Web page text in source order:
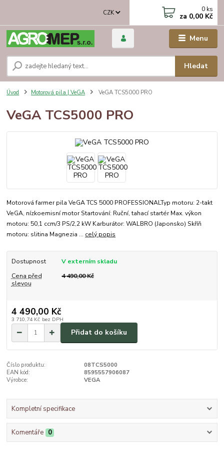
Menu
CZK
Hledat
0 ks
za 0,00 Kč
Úvod Motorová pila | VeGA VeGA TCS5000 PRO
VeGA TCS5000 PRO
Motorová farmer pila VeGA TCS 5000 PROFESSIONALTyp motoru: 2-takt
VeGA, nízkoemisní motor Startování: Ruční, tahací startér Max. výkon
motoru: 50,1 ccm/3 PS/2,2 kW Karburátor: WALBRO (Japonsko) Skříň
motoru: slitina Magnezia ... celý popis
Dostupnost
V externím skladu
Cena před
slevou
4 490,00 Kč
4 490,00 Kč
3 710,74 Kč bez DPH
Přidat do košíku
Číslo produktu:
08TCS5000
EAN kód:
8595557906087
Výrobce:
VEGA
Kompletní specifikace
Komentáře 0